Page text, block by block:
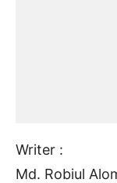
Writer :
Md. Robiul